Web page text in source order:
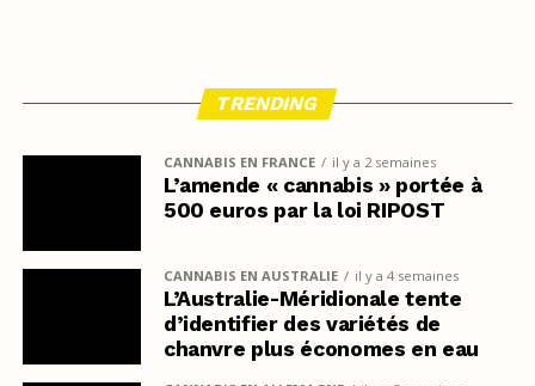
TRENDING
CANNABIS EN FRANCE il y a 2 semaines
L’amende « cannabis » portée à
500 euros par la loi RIPOST
CANNABIS EN AUSTRALIE il y a 4 semaines
L’Australie-Méridionale tente
d’identifier des variétés de
chanvre plus économes en eau